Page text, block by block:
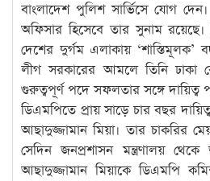
বাংলাদেশ পুলিশ সার্ভিসে যোগ দেন।
অফিসার হিসেবে তার সুনাম
দেশের দুর্গম এলাকায় ‘শাস্তিমূলক’
লীগ সরকারের আমলে তিনি ঢাকা
গুরুত্বপূর্ণ পদে সফলতার সঙ্গে দায়িত্ব
ডিএমপিতে প্রায় সাড়ে চার বছর
আছাদুজ্জামান মিয়া। তার চাকরির
সেদিন জনপ্রশাসন মন্ত্রণালয়
আছাদুজ্জামান মিয়াকে ডিএমপি